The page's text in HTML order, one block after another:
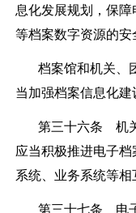
息化发展规划，保
等档案数字资源的安
档案馆和机关、
当加强档案信息化建
第三十六条 机
应当积极推进电子
系统、业务系统等相
第三十七条 电